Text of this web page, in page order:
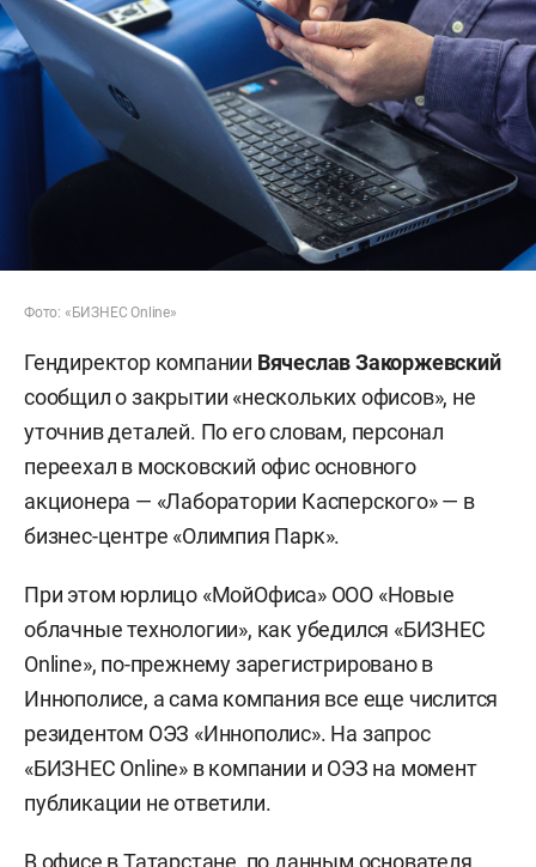
Фото: «БИЗНЕС Online»
Гендиректор компании Вячеслав Закоржевский
сообщил о закрытии «нескольких офисов», не
уточнив деталей. По его словам, персонал
переехал в московский офис основного
акционера — «Лаборатории Касперского» — в
бизнес-центре «Олимпия Парк».
При этом юрлицо «МойОфиса» ООО «Новые
облачные технологии», как убедился «БИЗНЕС
Online», по-прежнему зарегистрировано в
Иннополисе, а сама компания все еще числится
резидентом ОЭЗ «Иннополис». На запрос
«БИЗНЕС Online» в компании и ОЭЗ на момент
публикации не ответили.
В офисе в Татарстане, по данным основателя